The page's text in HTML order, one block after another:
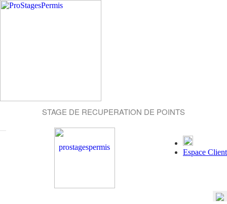
STAGE DE RECUPERATION DE POINTS
Espace Client